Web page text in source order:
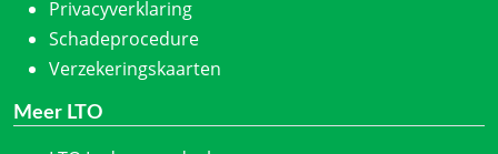
Privacyverklaring
Schadeprocedure
Verzekeringskaarten
Meer LTO